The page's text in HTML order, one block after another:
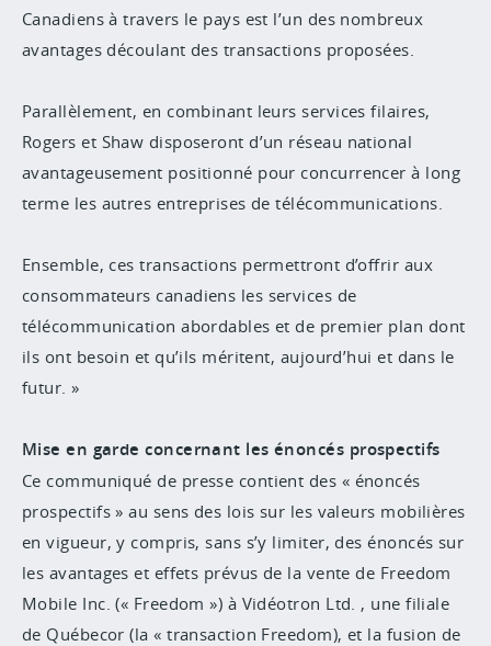
Canadiens à travers le pays est l’un des nombreux
avantages découlant des transactions proposées.
Parallèlement, en combinant leurs services filaires,
Rogers et Shaw disposeront d’un réseau national
avantageusement positionné pour concurrencer à long
terme les autres entreprises de télécommunications.
Ensemble, ces transactions permettront d’offrir aux
consommateurs canadiens les services de
télécommunication abordables et de premier plan dont
ils ont besoin et qu’ils méritent, aujourd’hui et dans le
futur. »
Mise en garde concernant les énoncés prospectifs
Ce communiqué de presse contient des « énoncés
prospectifs » au sens des lois sur les valeurs mobilières
en vigueur, y compris, sans s’y limiter, des énoncés sur
les avantages et effets prévus de la vente de Freedom
Mobile Inc. (« Freedom ») à Vidéotron Ltd. , une filiale
de Québecor (la « transaction Freedom), et la fusion de